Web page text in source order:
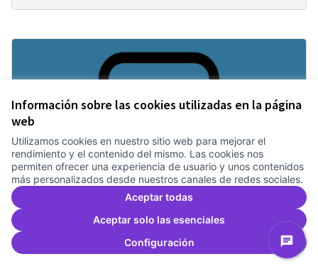
Información sobre las cookies utilizadas en la página
web
Utilizamos cookies en nuestro sitio web para mejorar el
rendimiento y el contenido del mismo. Las cookies nos
permiten ofrecer una experiencia de usuario y unos contenidos
más personalizados desde nuestros canales de redes sociales.
Aceptar todas
Aceptar solo las esenciales
Configuración
Suport a projectes digitals i
democràtics
Treballem el pla estratègic del Canòdrom
Dinamització i facilitació
0 0